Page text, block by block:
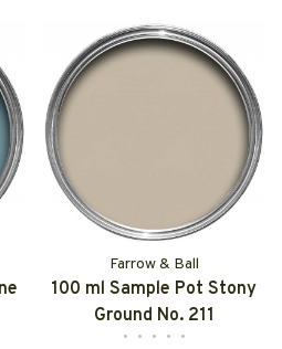
Farrow & Ball
100 ml Sample Pot Stony
Ground No. 211
• • • • •